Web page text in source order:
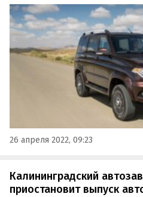
Ульяновский автозавод (УАЗ).
26 апреля 2022, 09:23
Калининградский
приостановит выпуск